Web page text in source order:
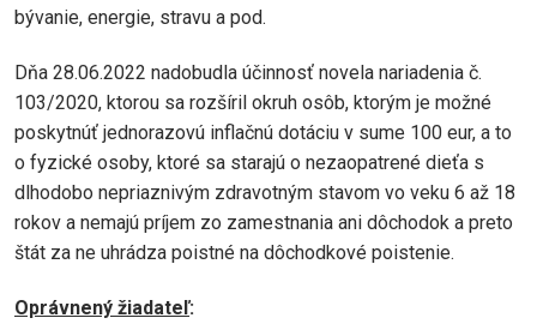
bývanie, energie, stravu a pod.
Dňa 28.06.2022 nadobudla účinnosť novela nariadenia č.
103/2020, ktorou sa rozšíril okruh osôb, ktorým je možné
poskytnúť jednorazovú inflačnú dotáciu v sume 100 eur, a to
o fyzické osoby, ktoré sa starajú o nezaopatrené dieťa s
dlhodobo nepriaznivým zdravotným stavom vo veku 6 až 18
rokov a nemajú príjem zo zamestnania ani dôchodok a preto
štát za ne uhrádza poistné na dôchodkové poistenie.
Oprávnený žiadateľ: